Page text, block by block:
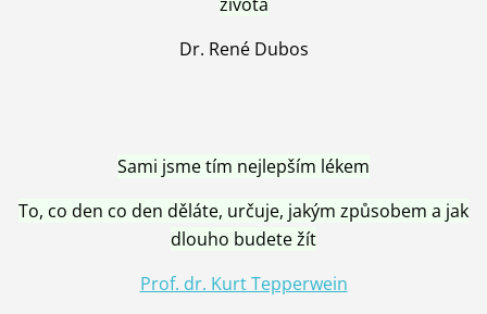
Dr. René Dubos
Sami jsme tím nejlepším lékem
To, co den co den děláte, určuje, jakým způsobem a jak
dlouho budete žít
Prof. dr. Kurt Tepperwein